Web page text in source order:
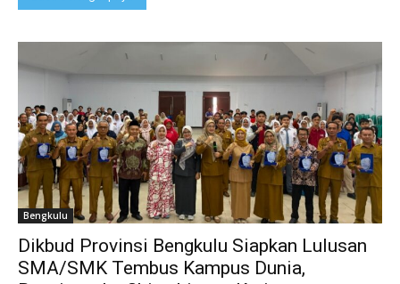
Bengkulu
Dikbud Provinsi Bengkulu Siapkan Lulusan
SMA/SMK Tembus Kampus Dunia,